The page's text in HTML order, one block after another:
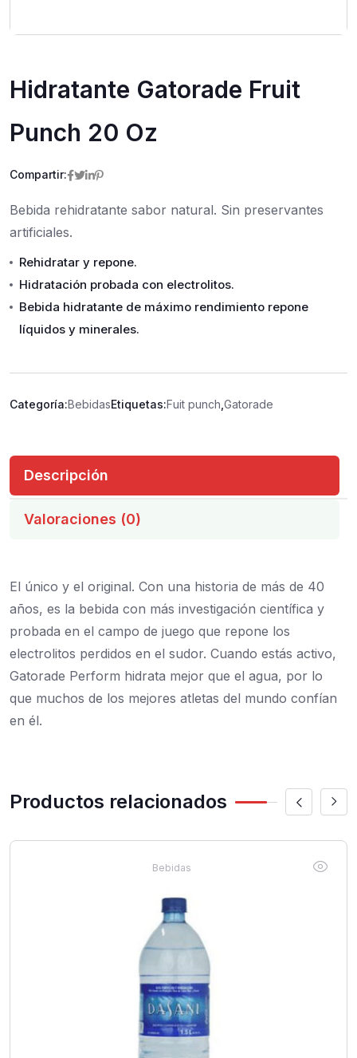
Hidratante Gatorade Fruit
Punch 20 Oz
Compartir:
Bebida rehidratante sabor natural. Sin preservantes
artificiales.
Rehidratar y repone.
Hidratación probada con electrolitos.
Bebida hidratante de máximo rendimiento repone
líquidos y minerales.
Categoría:BebidasEtiquetas:Fuit punch Gatorade
Descripción
Valoraciones (0)
El único y el original. Con una historia de más de 40
años, es la bebida con más investigación científica y
probada en el campo de juego que repone los
electrolitos perdidos en el sudor. Cuando estás activo,
Gatorade Perform hidrata mejor que el agua, por lo
que muchos de los mejores atletas del mundo confían
en él.
Productos relacionados
Bebidas